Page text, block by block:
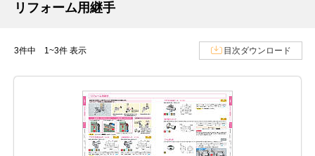
リフォーム用継手
3件中 1~3件 表示 目次ダウンロード